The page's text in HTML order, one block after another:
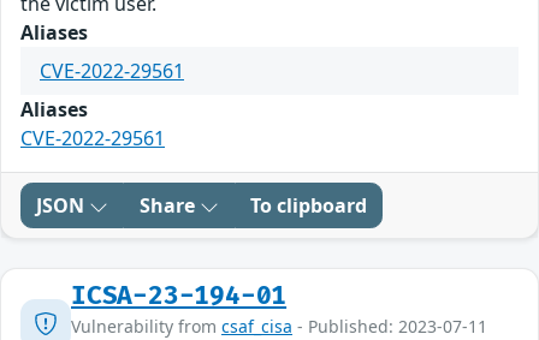
Aliases
CVE-2022-29561
Aliases
CVE-2022-29561
JSON Share To clipboard
ICSA-23-194-01
Vulnerability from csaf_cisa - Published: 2023-07-11